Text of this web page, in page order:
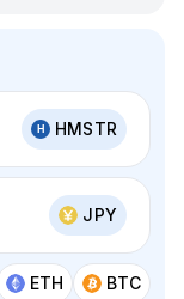
HMSTR
JPY
ETH BTC